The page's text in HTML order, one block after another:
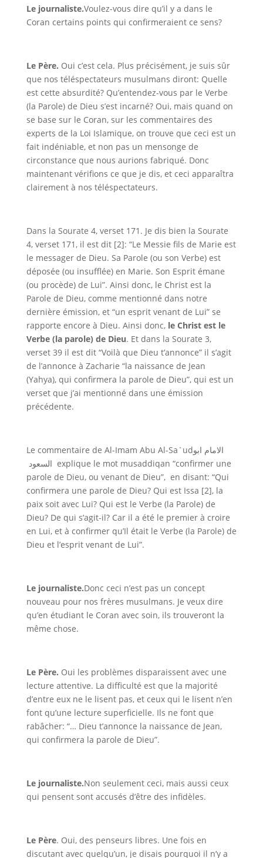
Le journaliste.Voulez-vous dire qu’il y a dans le
Coran certains points qui confirmeraient ce sens?
Le Père. Oui c’est cela. Plus précisément, je suis sûr
que nos téléspectateurs musulmans diront: Quelle
est cette absurdité? Qu’entendez-vous par le Verbe
(la Parole) de Dieu s’est incarné? Oui, mais quand on
se base sur le Coran, sur les commentaires des
experts de la Loi Islamique, on trouve que ceci est un
fait indéniable, et non pas un mensonge de
circonstance que nous aurions fabriqué. Donc
maintenant vérifions ce que je dis, et ceci apparaîtra
clairement à nos téléspectateurs.
Dans la Sourate 4, verset 171. Je dis bien la Sourate
4, verset 171, il est dit [2]: “Le Messie fils de Marie est
le messager de Dieu. Sa Parole (ou son Verbe) est
déposée (ou insufflée) en Marie. Son Esprit émane
(ou procède) de Lui”. Ainsi donc, le Christ est la
Parole de Dieu, comme mentionné dans notre
dernière émission, et “un esprit venant de Lui” se
rapporte encore à Dieu. Ainsi donc, le Christ est le
Verbe (la parole) de Dieu. Et dans la Sourate 3,
verset 39 il est dit “Voilà que Dieu t’annonce” il s’agit
de l’annonce à Zacharie “la naissance de Jean
(Yahya), qui confirmera la parole de Dieu”, qui est un
verset que j’ai mentionné dans une émission
précédente.
Le commentaire de Al-Imam Abu Al-Sa`udالامام ابو
السعود explique le mot musaddiqan “confirmer une
parole de Dieu, ou venant de Dieu”, en disant: “Qui
confirmera une parole de Dieu? Qui est Issa [2], la
paix soit avec Lui? Qui est le Verbe (la Parole) de
Dieu? De qui s’agit-il? Car il a été le premier à croire
en Lui, et à confirmer qu’Il était le Verbe (la Parole) de
Dieu et l’esprit venant de Lui”.
Le journaliste.Donc ceci n’est pas un concept
nouveau pour nos frères musulmans. Je veux dire
qu’en étudiant le Coran avec soin, ils trouveront la
même chose.
Le Père. Oui les problèmes disparaissent avec une
lecture attentive. La difficulté est que la majorité
d’entre eux ne le lisent pas, et ceux qui le lisent n’en
font qu’une lecture superficielle. Ils ne font que
rabâcher: “… Dieu t’annonce la naissance de Jean,
qui confirmera la parole de Dieu”.
Le journaliste.Non seulement ceci, mais aussi ceux
qui pensent sont accusés d’être des infidèles.
Le Père. Oui, des penseurs libres. Une fois en
discutant avec quelqu’un, je disais pourquoi il n’y a